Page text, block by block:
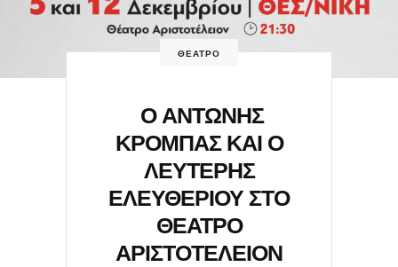
ΘΕΑΤΡΟ
Ο ΑΝΤΩΝΗΣ
ΚΡΟΜΠΑΣ ΚΑΙ Ο
ΛΕΥΤΕΡΗΣ
ΕΛΕΥΘΕΡΙΟΥ ΣΤΟ
ΘΕΑΤΡΟ
ΑΡΙΣΤΟΤΕΛΕΙΟΝ